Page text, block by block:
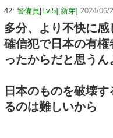
42: 警備員[Lv.5][新芽] 2024/06/
多分、より不快に感
確信犯で日本の有
ったからだと思うん
日本のものを破壊
るのは難しいから